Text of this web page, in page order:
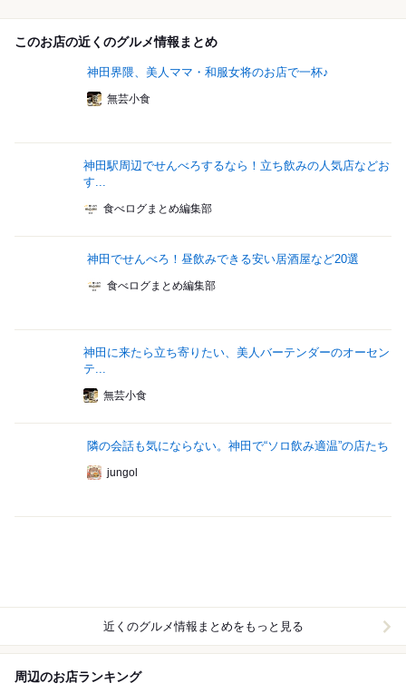
このお店の近くのグルメ情報まとめ
神田界隈、美人ママ・和服女将のお店で一杯♪
無芸小食
神田駅周辺でせんべろするなら！立ち飲みの人気店などお
す...
食べログまとめ編集部
神田でせんべろ！昼飲みできる安い居酒屋など20選
食べログまとめ編集部
神田に来たら立ち寄りたい、美人バーテンダーのオーセン
テ...
無芸小食
隣の会話も気にならない。神田で“ソロ飲み適温”の店たち
jungol
近くのグルメ情報まとめをもっと見る
周辺のお店ランキング